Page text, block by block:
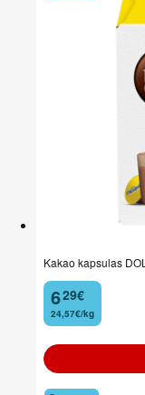
Kakao kapsulas
6
. 29€
24,57€/kg